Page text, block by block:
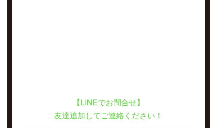
【LINEでお問合せ】
友達追加してご連絡ください！